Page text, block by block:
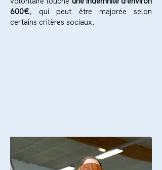
600€, qui peut être majorée selon
certains critères sociaux.